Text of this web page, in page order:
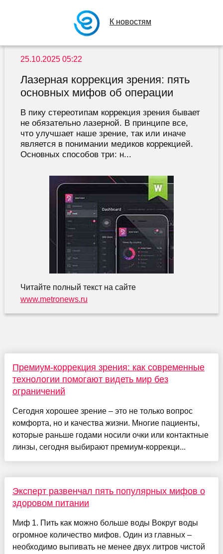
К новостям
25.10.2025 05:22
Лазерная коррекция зрения: пять
основных мифов об операции
В пику стереотипам коррекция зрения бывает
не обязательно лазерной. В принципе все,
что улучшает наше зрение, так или иначе
является в понимании медиков коррекцией.
Основных способов три: н...
Читайте полный текст на сайте
www.metronews.ru
Премиум-коррекция зрения: как современные
технологии помогают видеть мир без
ограничений
Сегодня хорошее зрение – это не только вопрос
комфорта, но и качества жизни. Многие пациенты,
которые раньше годами носили очки или контактные
линзы, сегодня выбирают премиум-коррекци...
Эксперт развенчал пять популярных мифов о
здоровом питании
Миф 1. Пить как можно больше воды Вокруг воды
огромное количество мифов. Один из главных –
необходимо выпивать не менее двух литров чистой